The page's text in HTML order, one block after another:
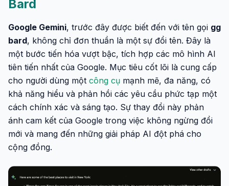
Bard
Google Gemini, trước đây được biết đến với tên gọi gg
bard, không chỉ đơn thuần là một sự đổi tên. Đây là
một bước tiến hóa vượt bậc, tích hợp các mô hình AI
tiên tiến nhất của Google. Mục tiêu cốt lõi là cung cấp
cho người dùng một công cụ mạnh mẽ, đa năng, có
khả năng hiểu và phản hồi các yêu cầu phức tạp một
cách chính xác và sáng tạo. Sự thay đổi này phản
ánh cam kết của Google trong việc không ngừng đổi
mới và mang đến những giải pháp AI đột phá cho
cộng đồng.